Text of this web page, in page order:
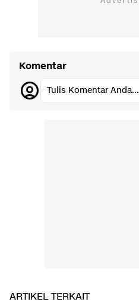
Komentar
Tulis Komentar Anda...
ARTIKEL TERKAIT